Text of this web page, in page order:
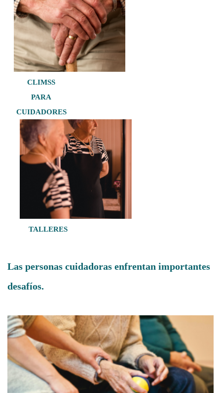
CLIMSS
PARA
CUIDADORES
TALLERES
Las personas cuidadoras enfrentan importantes
desafíos.